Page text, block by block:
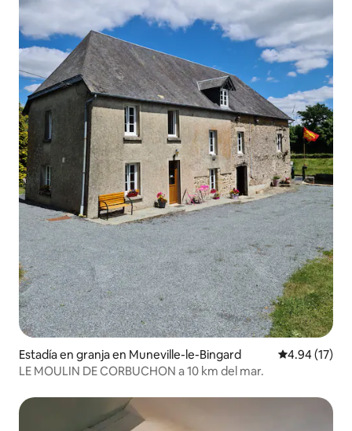
Estadía en granja en Muneville-le-Bingard Calificación
4.94 (17)
LE MOULIN DE CORBUCHON a 10 km del mar.